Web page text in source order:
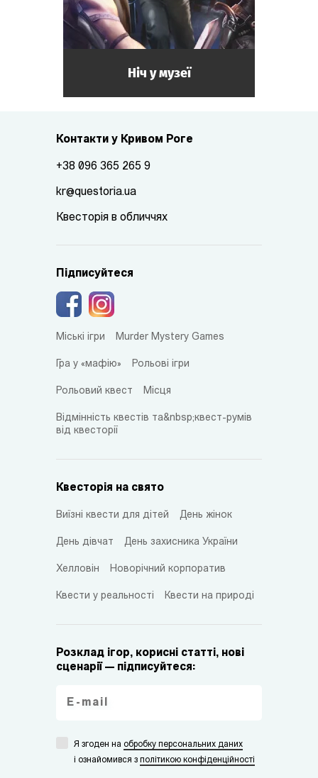
Ніч у музеї
Контакти у Кривом Роге
+38 096 365 265 9
kr@questoria.ua
Квесторія в обличчях
Підписуйтеся
Міські ігри Murder Mystery Games
Гра у «мафію» Рольові ігри
Рольовий квест Місця
Відмінність квестів та&nbsp;квест-румів
від квесторії
Квесторія на свято
Виїзні квести для дітей День жінок
День дівчат День захисника України
Хелловін Новорічний корпоратив
Квести у реальності Квести на природі
Розклад ігор, корисні статті, нові
сценарії — підписуйтеся:
Я згоден на обробку персональних даних
i ознайомився з політикою конфіденційності